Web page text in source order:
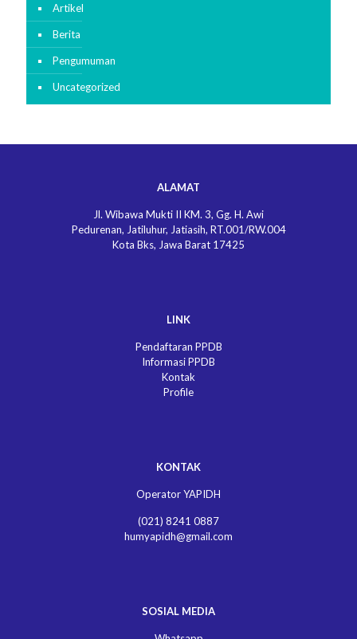
Artikel
Berita
Pengumuman
Uncategorized
ALAMAT
Jl. Wibawa Mukti II KM. 3, Gg. H. Awi
Pedurenan, Jatiluhur, Jatiasih, RT.001/RW.004
Kota Bks, Jawa Barat 17425
LINK
Pendaftaran PPDB
Informasi PPDB
Kontak
Profile
KONTAK
Operator YAPIDH
(021) 8241 0887
humyapidh@gmail.com
SOSIAL MEDIA